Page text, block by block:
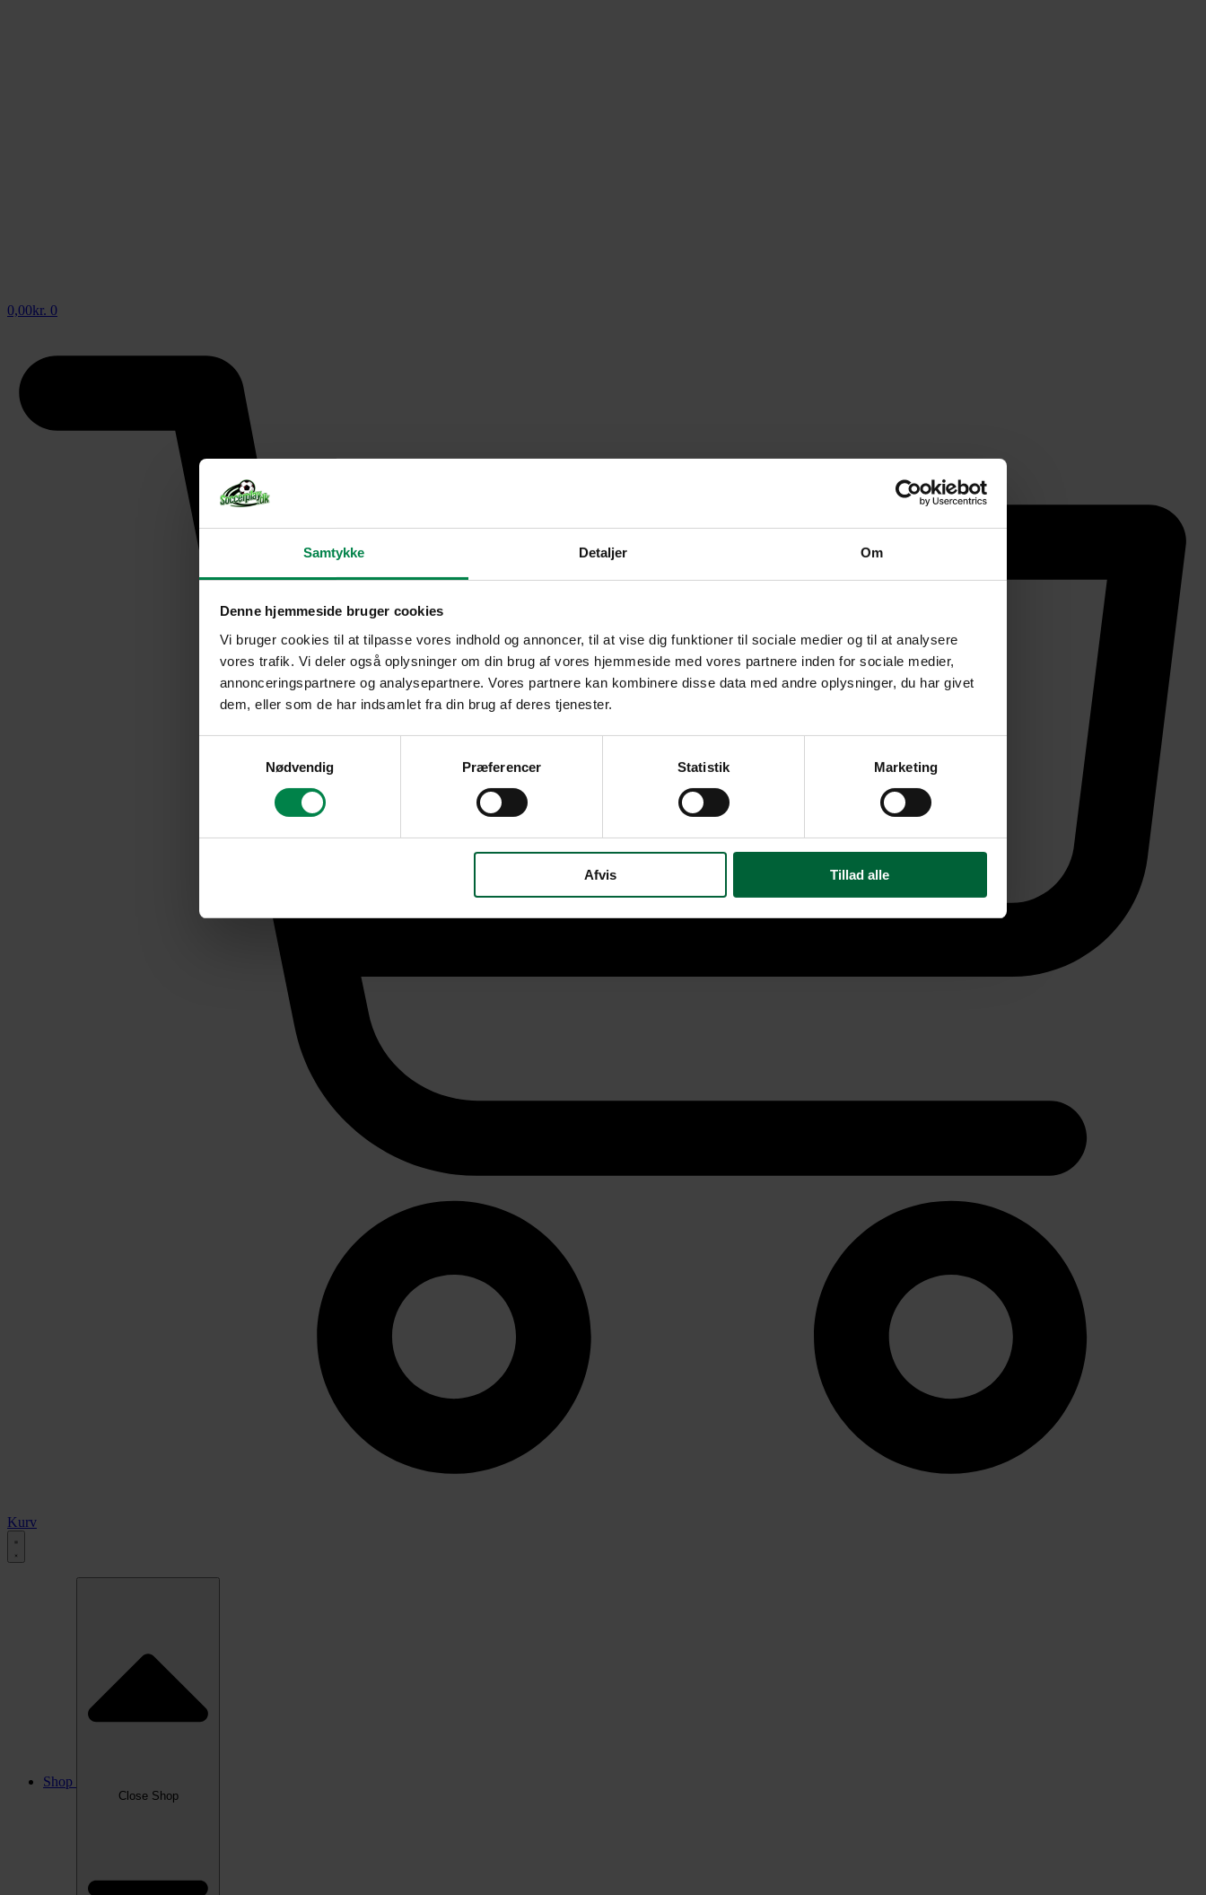
Samtykke Detaljer Om
Denne hjemmeside bruger cookies
Vi bruger cookies til at tilpasse vores indhold og annoncer, til at vise dig funktioner til sociale medier og til at analysere
vores trafik. Vi deler også oplysninger om din brug af vores hjemmeside med vores partnere inden for sociale medier,
annonceringspartnere og analysepartnere. Vores partnere kan kombinere disse data med andre oplysninger, du har givet
dem, eller som de har indsamlet fra din brug af deres tjenester.
Nødvendig
Præferencer Statistik Marketing
Afvis Tillad alle
0,00kr. 0
Kurv
Shop
Close Shop